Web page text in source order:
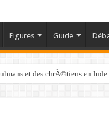
Figures Guide
et des chrÃ©tiens en Inde